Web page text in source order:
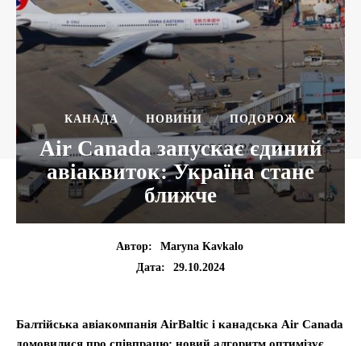
КАНАДА НОВИНИ ПОДОРОЖ
Air Canada запускає єдиний
авіаквиток: Україна стане
ближче
Автор:
Maryna Kavkalo
Дата:
29.10.2024
Балтійська авіакомпанія AirBaltic і канадська Air Canada